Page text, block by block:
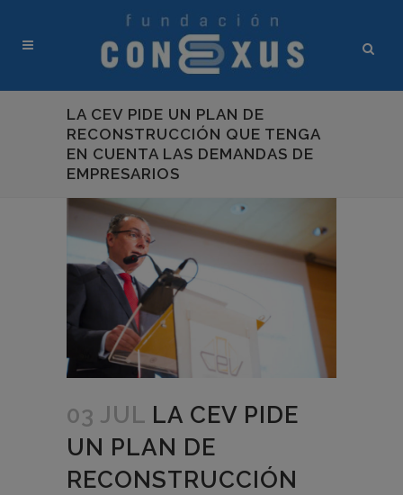
LA CEV PIDE UN PLAN DE
RECONSTRUCCIÓN QUE TENGA
EN CUENTA LAS DEMANDAS DE
EMPRESARIOS
03 JUL LA CEV PIDE
UN PLAN DE
RECONSTRUCCIÓN